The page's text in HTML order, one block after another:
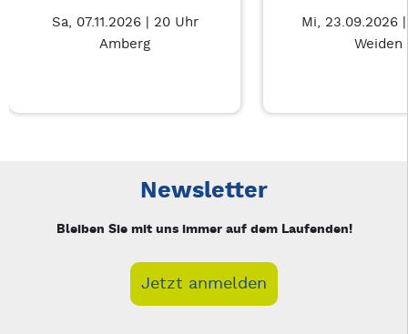
Sa, 07.11.2026 | 20 Uhr
Amberg
Mi, 23.09.2026
Weiden
Newsletter
Bleiben Sie mit uns immer auf dem Laufenden!
Jetzt anmelden